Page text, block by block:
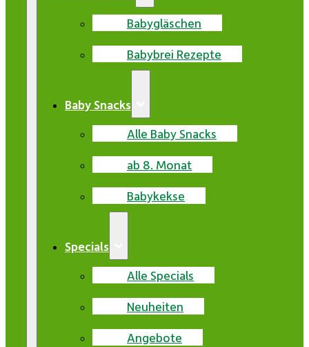
Babygläschen
Babybrei Rezepte
Baby Snacks
Alle Baby Snacks
ab 8. Monat
Babykekse
Specials
Alle Specials
Neuheiten
Angebote